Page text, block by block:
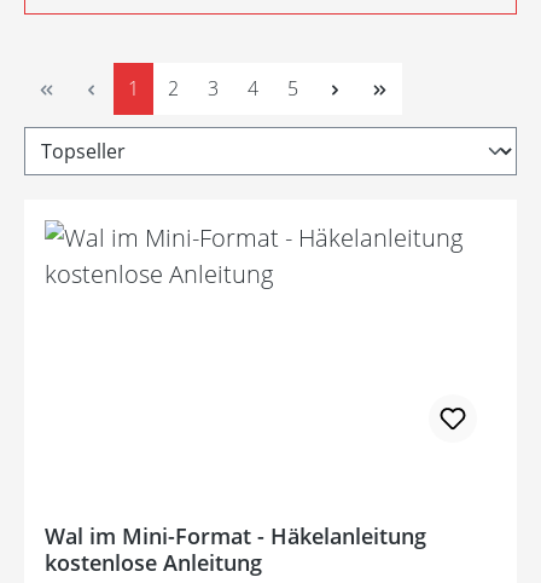
Seite
1 Seite
2 Seite
3 Seite
4 Seite
5
Wal im Mini-Format - Häkelanleitung
kostenlose Anleitung